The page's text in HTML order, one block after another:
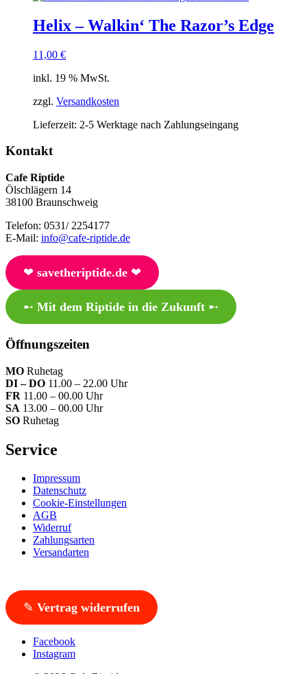
Helix – Walkin‘ The Razor’s Edge
11,00 €
inkl. 19 % MwSt.
zzgl. Versandkosten
Lieferzeit: 2-5 Werktage nach Zahlungseingang
Kontakt
Cafe Riptide
Ölschlägern 14
38100 Braunschweig
Telefon: 0531/ 2254177
E-Mail: info@cafe-riptide.de
❤︎ savetheriptide.de❤︎
➸ Mit dem Riptide in die Zukunft➸
Öffnungszeiten
MO Ruhetag
DI – DO 11.00 – 22.00 Uhr
FR 11.00 – 00.00 Uhr
SA 13.00 – 00.00 Uhr
SO Ruhetag
Service
Impressum
Datenschutz
Cookie-Einstellungen
AGB
Widerruf
Zahlungsarten
Versandarten
✎ Vertrag widerrufen
Facebook
Instagram